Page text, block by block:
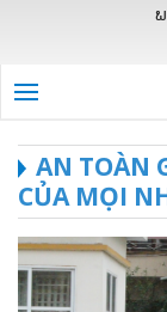
AN TOÀN
CỦA MỌI